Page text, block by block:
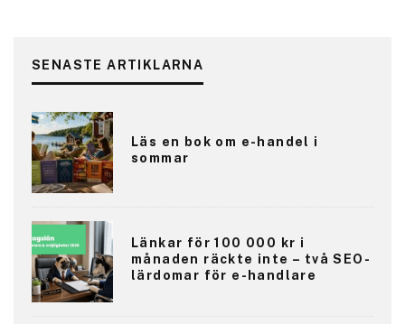
SENASTE ARTIKLARNA
Läs en bok om e-handel i
sommar
Länkar för 100 000 kr i
månaden räckte inte – två SEO-
lärdomar för e-handlare